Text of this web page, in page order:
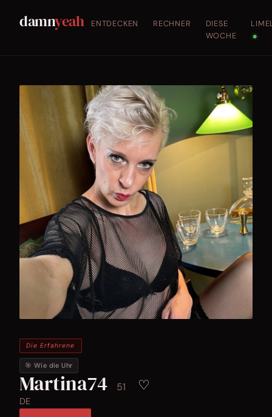
damnyeah ENTDECKEN RECHNER
DIESE
WOCHE
●
Die Erfahrene
🎯 Wie die Uhr
Martina74 51 ♡
DE